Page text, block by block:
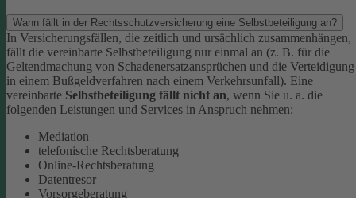
Wann fällt in der Rechtsschutzversicherung eine Selbstbeteiligung an?
In Versicherungsfällen, die zeitlich und ursächlich zusammenhängen,
fällt die vereinbarte Selbstbeteiligung nur einmal an (z. B. für die
Geltendmachung von Schadenersatzansprüchen und die Verteidigung
in einem Bußgeldverfahren nach einem Verkehrsunfall). Eine
vereinbarte Selbstbeteiligung fällt nicht an, wenn Sie u. a. die
folgenden Leistungen und Services in Anspruch nehmen:
Mediation
telefonische Rechtsberatung
Online-Rechtsberatung
Datentresor
Vorsorgeberatung